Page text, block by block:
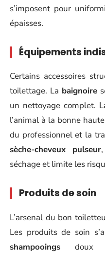
s’imposent pour
épaisses.
Équipements
Certains accessoires
toilettage. La baignoire
un nettoyage complet.
l’animal à la bonne
du professionnel et la
sèche-cheveux pulseur
séchage et limite les
Produits de soin
L’arsenal du bon
Les produits de soin
shampooings doux